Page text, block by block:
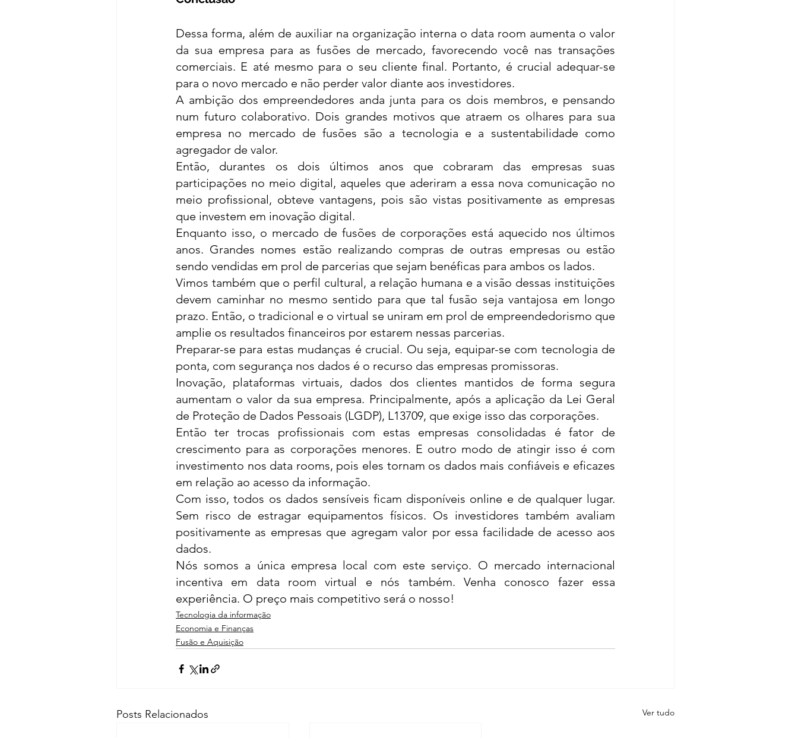
Dessa forma, além de auxiliar na organização interna o data room aumenta o valor
da sua empresa para as fusões de mercado, favorecendo você nas transações
comerciais. E até mesmo para o seu cliente final. Portanto, é crucial adequar-se
para o novo mercado e não perder valor diante aos investidores.
A ambição dos empreendedores anda junta para os dois membros, e pensando
num futuro colaborativo. Dois grandes motivos que atraem os olhares para sua
empresa no mercado de fusões são a tecnologia e a sustentabilidade como
agregador de valor.
Então, durantes os dois últimos anos que cobraram das empresas suas
participações no meio digital, aqueles que aderiram a essa nova comunicação no
meio profissional, obteve vantagens, pois são vistas positivamente as empresas
que investem em inovação digital.
Enquanto isso, o mercado de fusões de corporações está aquecido nos últimos
anos. Grandes nomes estão realizando compras de outras empresas ou estão
sendo vendidas em prol de parcerias que sejam benéficas para ambos os lados.
Vimos também que o perfil cultural, a relação humana e a visão dessas instituições
devem caminhar no mesmo sentido para que tal fusão seja vantajosa em longo
prazo. Então, o tradicional e o virtual se uniram em prol de empreendedorismo que
amplie os resultados financeiros por estarem nessas parcerias.
Preparar-se para estas mudanças é crucial. Ou seja, equipar-se com tecnologia de
ponta, com segurança nos dados é o recurso das empresas promissoras.
Inovação, plataformas virtuais, dados dos clientes mantidos de forma segura
aumentam o valor da sua empresa. Principalmente, após a aplicação da Lei Geral
de Proteção de Dados Pessoais (LGDP), L13709, que exige isso das corporações.
Então ter trocas profissionais com estas empresas consolidadas é fator de
crescimento para as corporações menores. E outro modo de atingir isso é com
investimento nos data rooms, pois eles tornam os dados mais confiáveis e eficazes
em relação ao acesso da informação.
Com isso, todos os dados sensíveis ficam disponíveis online e de qualquer lugar.
Sem risco de estragar equipamentos físicos. Os investidores também avaliam
positivamente as empresas que agregam valor por essa facilidade de acesso aos
dados.
Nós somos a única empresa local com este serviço. O mercado internacional
incentiva em data room virtual e nós também. Venha conosco fazer essa
experiência. O preço mais competitivo será o nosso!
Tecnologia da informação
Economia e Finanças
Fusão e Aquisição
Posts Relacionados Ver tudo